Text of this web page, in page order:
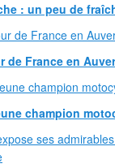
: un peu de
de France en
champion